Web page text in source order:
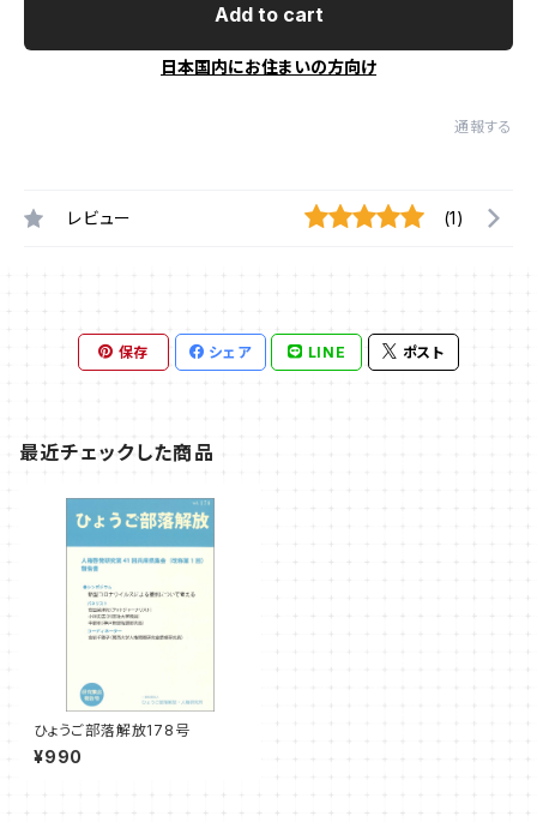
Add to cart
日本国内にお住まいの方向け
通報する
レビュー (1)
保存 シェア LINE ポスト
最近チェックした商品
ひょうご部落解放178号
¥990